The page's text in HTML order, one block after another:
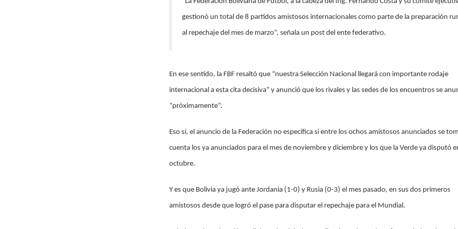
gestionó un total de 8 partidos amistosos internacionales como parte de la preparación
al repechaje del mes de marzo”, señala un post del ente federativo.
En ese sentido, la FBF resaltó que “nuestra Selección Nacional llegará con importante rodaje
internacional a esta cita decisiva” y anunció que los rivales y las sedes de los encuentros se
“próximamente”.
Eso sí, el anuncio de la Federación no especifica si entre los ochos amistosos anunciados se
cuenta los ya anunciados para el mes de noviembre y diciembre y los que la Verde ya disputó
octubre.
Y es que Bolivia ya jugó ante Jordania (1-0) y Rusia (0-3) el mes pasado, en sus dos primeros
amistosos desde que logró el pase para disputar el repechaje para el Mundial.